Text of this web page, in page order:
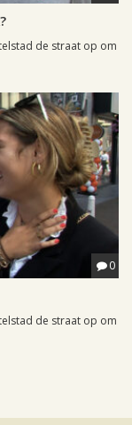
de straat op om
0
de straat op om